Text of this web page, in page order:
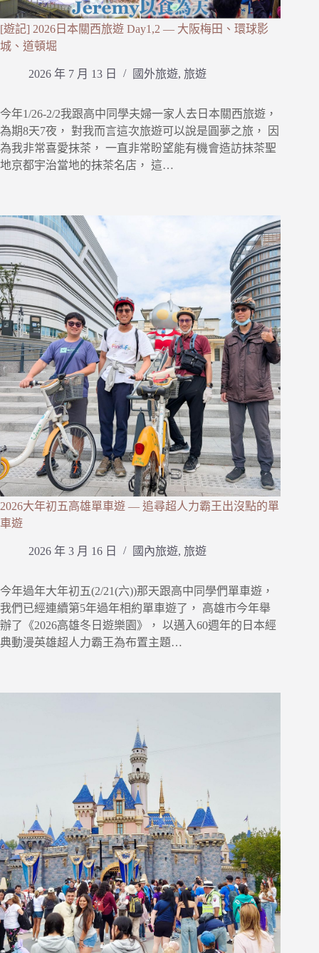
[遊記] 2026日本關西旅遊 Day1,2 — 大阪梅田、環球影
城、道頓堀
2026 年 7 月 13 日 國外旅遊, 旅遊
今年1/26-2/2我跟高中同學夫婦一家人去日本關西旅遊，
為期8天7夜， 對我而言這次旅遊可以說是圓夢之旅， 因
為我非常喜愛抹茶， 一直非常盼望能有機會造訪抹茶聖
地京都宇治當地的抹茶名店， 這…
2026大年初五高雄單車遊 — 追尋超人力霸王出沒點的單
車遊
2026 年 3 月 16 日 國內旅遊, 旅遊
今年過年大年初五(2/21(六))那天跟高中同學們單車遊，
我們已經連續第5年過年相約單車遊了， 高雄市今年舉
辦了《2026高雄冬日遊樂園》， 以邁入60週年的日本經
典動漫英雄超人力霸王為布置主題…